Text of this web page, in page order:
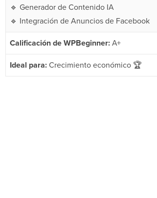
🔹 Generador de Contenido IA
🔹 Integración de Anuncios de Facebook
Calificación de WPBeginner:A+
Ideal para:Crecimiento económico 🏆